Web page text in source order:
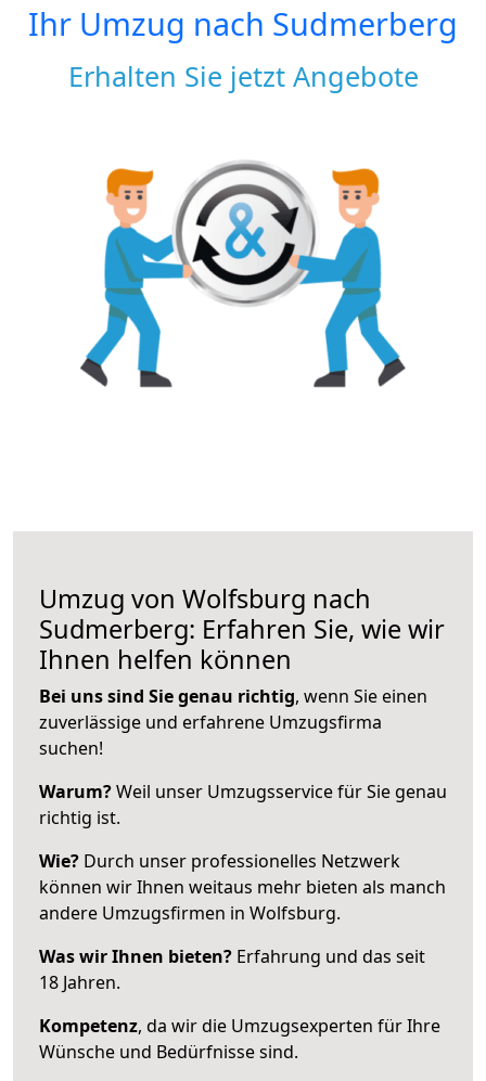
Ihr Umzug nach Sudmerberg
Erhalten Sie jetzt Angebote
Umzug von Wolfsburg nach
Sudmerberg: Erfahren Sie, wie wir
Ihnen helfen können
Bei uns sind Sie genau richtig, wenn Sie einen
zuverlässige und erfahrene Umzugsfirma
suchen!
Warum?Weil unser Umzugsservice für Sie genau
richtig ist.
Wie? Durch unser professionelles Netzwerk
können wir Ihnen weitaus mehr bieten als manch
andere Umzugsfirmen in Wolfsburg.
Was wir Ihnen bieten? Erfahrung und das seit
18 Jahren.
Kompetenz, da wir die Umzugsexperten für Ihre
Wünsche und Bedürfnisse sind.